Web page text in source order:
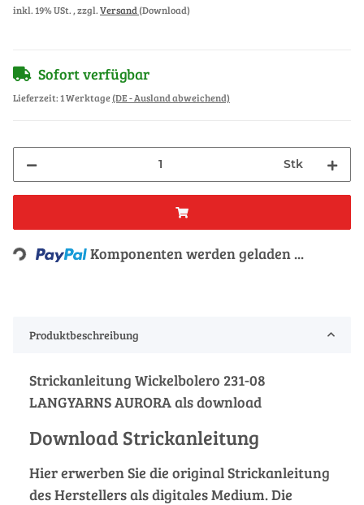
inkl. 19% USt. , zzgl.Versand (Download)
Sofort verfügbar
Lieferzeit:1 Werktage(DE - Ausland abweichend)
Stk
Loading... Komponenten werden geladen ...
Produktbeschreibung
Strickanleitung Wickelbolero 231-08
LANGYARNS AURORA als download
Download Strickanleitung
Hier erwerben Sie die original Strickanleitung
des Herstellers als digitales Medium. Die